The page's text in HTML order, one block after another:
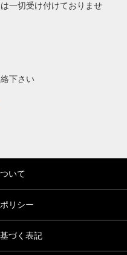
一切受け付けておりませ
下さい
いて
リシー
づく表記